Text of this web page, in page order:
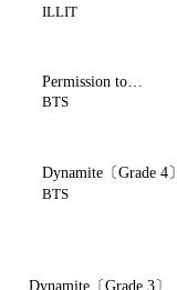
ILLIT
Permission to
Dance〔Grade 3〕
BTS
Dynamite〔Grade 4〕
BTS
Dynamite〔Grade 3〕